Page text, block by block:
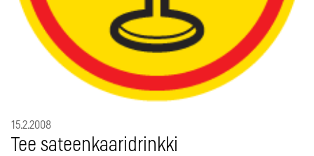
15.2.2008
Tee sateenkaaridrinkki